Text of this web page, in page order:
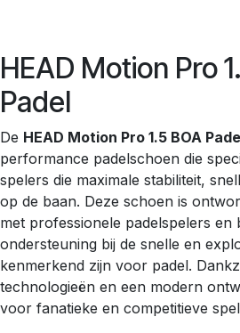
HEAD Motion Pro
Padel
De HEAD Motion Pro 1.5 BOA
performance padelschoen die
spelers die maximale stabiliteit,
op de baan. Deze schoen is
met professionele padelspelers en
ondersteuning bij de snelle en
kenmerkend zijn voor padel.
technologieën en een modern
voor fanatieke en competitieve